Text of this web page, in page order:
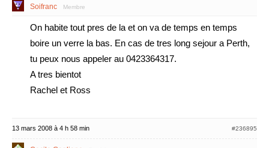
Soifranc Membre
On habite tout pres de la et on va de temps en temps
boire un verre la bas. En cas de tres long sejour a Perth,
tu peux nous appeler au 0423364317.
A tres bientot
Rachel et Ross
13 mars 2008 à 4 h 58 min #236895